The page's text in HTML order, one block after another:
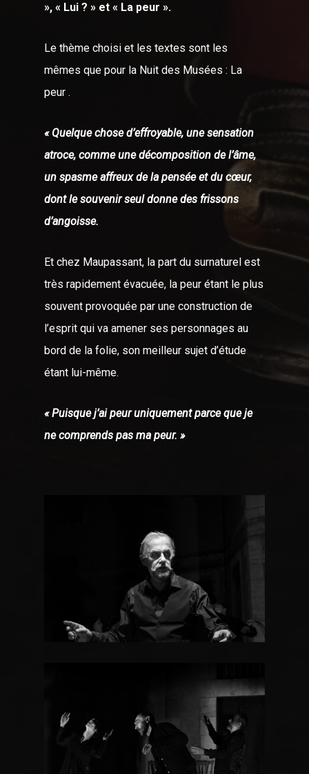
», « Lui ? » et « La peur ».
Le thème choisi et les textes sont les
mêmes que pour la Nuit des Musées : La
peur .
« Quelque chose d’effroyable, une sensation
atroce, comme une décomposition de l’âme,
un spasme affreux de la pensée et du cœur,
dont le souvenir seul donne des frissons
d’angoisse.
Et chez Maupassant, la part du surnaturel est
très rapidement évacuée, la peur étant le plus
souvent provoquée par une construction de
l’esprit qui va amener ses personnages au
bord de la folie, son meilleur sujet d’étude
étant lui-même.
« Puisque j’ai peur uniquement parce que je
ne comprends pas ma peur. »